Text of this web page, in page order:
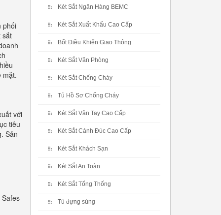
phối
sắt
mặt.
với
tiêu
Sản
Két Sắt Ngân Hàng BEMC
Két Sắt Xuất Khẩu Cao Cấp
Bốt Điều Khiển Giao Thông
Két Sắt Văn Phòng
Két Sắt Chống Cháy
Tủ Hồ Sơ Chống Cháy
Két Sắt Vân Tay Cao Cấp
Két Sắt Cánh Đúc Cao Cấp
Két Sắt Khách Sạn
Két Sắt An Toàn
Két Sắt Tổng Thống
Tủ đựng súng